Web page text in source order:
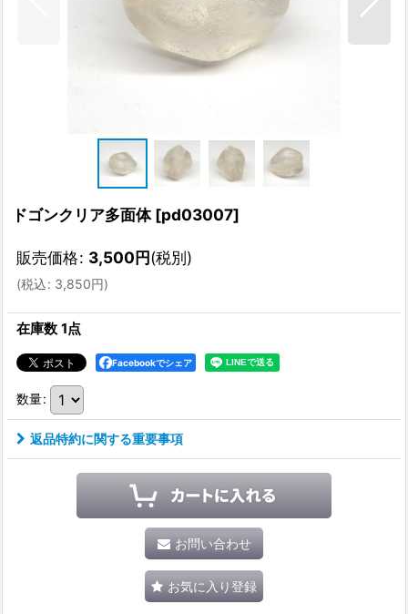
ドゴンクリア多面体 [pd03007]
販売価格: 3,500円(税別)
(税込: 3,850円)
在庫数 1点
Facebookでシェア
数量:
返品特約に関する重要事項
お問い合わせ
お気に入り登録